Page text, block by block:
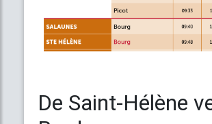
De Saint-Hélène